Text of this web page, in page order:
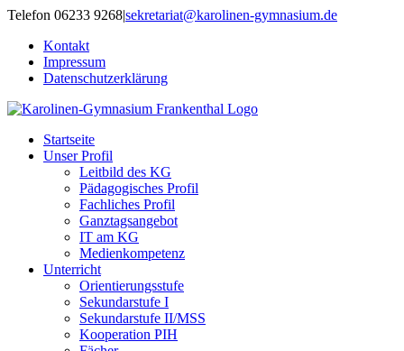
Zum
springen
Telefon 06233 9268|sekretariat@karolinen-gymnasium.de
Kontakt
Impressum
Datenschutzerklärung
Startseite
Unser Profil
Leitbild des KG
Pädagogisches Profil
Fachliches Profil
Ganztagsangebot
IT am KG
Medienkompetenz
Unterricht
Orientierungsstufe
Sekundarstufe I
Sekundarstufe II/MSS
Kooperation PIH